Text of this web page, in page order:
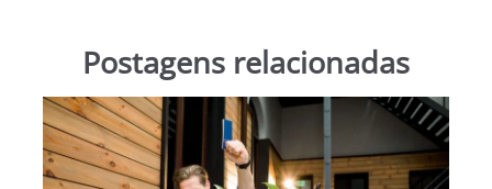
Postagens relacionadas